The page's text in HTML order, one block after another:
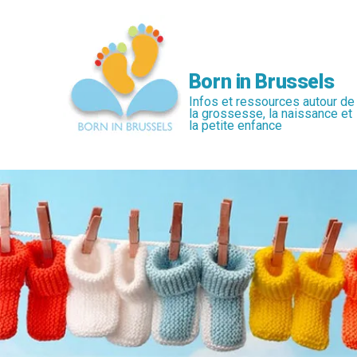
Born in Brussels
Infos et ressources autour de
la grossesse, la naissance et
la petite enfance